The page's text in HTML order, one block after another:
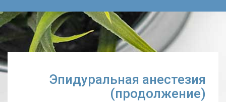
Эпидуральная анестезия
(продолжение)